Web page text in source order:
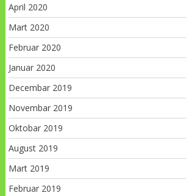
April 2020
Mart 2020
Februar 2020
Januar 2020
Decembar 2019
Novembar 2019
Oktobar 2019
August 2019
Mart 2019
Februar 2019